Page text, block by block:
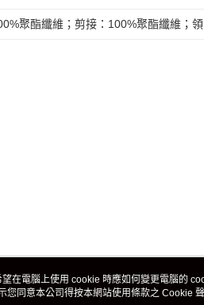
聚酯纖維；剪接：100%聚酯纖維；
客服資訊
在電腦上使用 cookie 時應如何變更電腦的
您同意本公司得按本網站使用條款之 Cookie